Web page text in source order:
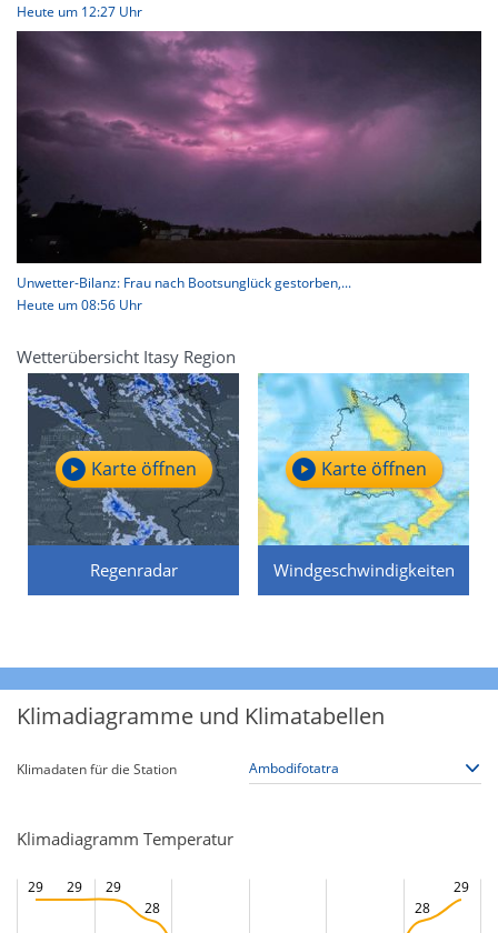
Heute um 12:27 Uhr
Unwetter-Bilanz: Frau nach Bootsunglück gestorben,...
Heute um 08:56 Uhr
Wetterübersicht Itasy Region
Regenradar
Karte öffnen
Windgeschwindigkeiten
Karte öffnen
Klimadiagramme und Klimatabellen
Klimadaten für die Station
Klimadiagramm Temperatur
29 29
29
28
28
29